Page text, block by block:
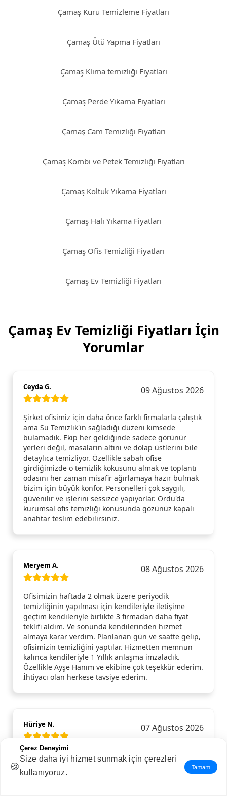
Çamaş Kuru Temizleme Fiyatları
Çamaş Ütü Yapma Fiyatları
Çamaş Klima temizliği Fiyatları
Çamaş Perde Yıkama Fiyatları
Çamaş Cam Temizliği Fiyatları
Çamaş Kombi ve Petek Temizliği Fiyatları
Çamaş Koltuk Yıkama Fiyatları
Çamaş Halı Yıkama Fiyatları
Çamaş Ofis Temizliği Fiyatları
Çamaş Ev Temizliği Fiyatları
Çamaş Ev Temizliği Fiyatları İçin
Yorumlar
Ceyda G. 09 Ağustos 2026
Şirket ofisimiz için daha önce farklı firmalarla çalıştık
ama Su Temizlik'in sağladığı düzeni kimsede
bulamadık. Ekip her geldiğinde sadece görünür
yerleri değil, masaların altını ve dolap üstlerini bile
detaylıca temizliyor. Özellikle sabah ofise
girdiğimizde o temizlik kokusunu almak ve toplantı
odasını her zaman misafir ağırlamaya hazır bulmak
bizim için büyük konfor. Personelleri çok saygılı,
güvenilir ve işlerini sessizce yapıyorlar. Ordu'da
kurumsal ofis temizliği konusunda gözünüz kapalı
anahtar teslim edebilirsiniz.
Meryem A. 08 Ağustos 2026
Ofisimizin haftada 2 olmak üzere periyodik
temizliğinin yapılması için kendileriyle iletişime
geçtim kendileriyle birlikte 3 firmadan daha fiyat
teklifi aldım. Ve sonunda kendilerinden hizmet
almaya karar verdim. Planlanan gün ve saatte gelip,
ofisimizin temizliğini yaptılar. Hizmetten memnun
kalınca kendileriyle 1 Yıllık anlaşma imzaladık.
Özellikle Ayşe Hanım ve ekibine çok teşekkür ederim.
İhtiyacı olan herkese tavsiye ederim.
Hüriye N. 07 Ağustos 2026
Çok memnun kaldım. Özellikle Serap Hanım ve
ekibine evimin temizliği için gösterdikleri hassasiyet
ve detay için ayrıca teşekkür ederim.
🍪
Çerez Deneyimi
Size daha iyi hizmet sunmak için çerezleri
kullanıyoruz.
Tamam